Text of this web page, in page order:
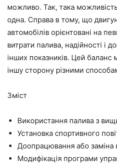
можливо. Так, така можливість
одна. Справа в тому, що
автомобілів орієнтовані на
витрати палива, надійності і
інших показників. Цей
іншу сторону різними
Зміст
Використання палива з
Установка спортивного
Доопрацювання або заміна
Модифікація програми